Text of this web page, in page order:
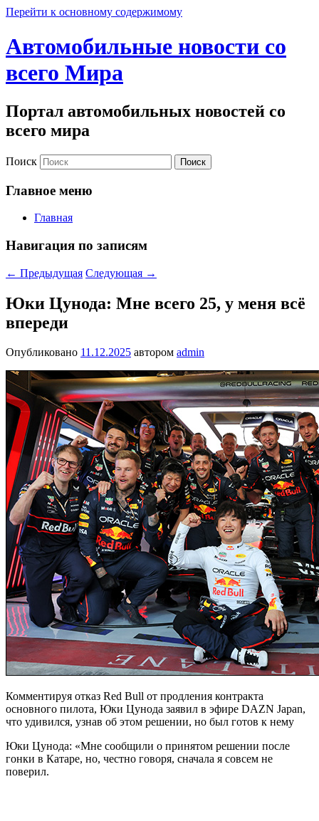
Перейти к основному содержимому
Автомобильные новости со
всего Мира
Портал автомобильных новостей со
всего мира
Поиск
Главное меню
Главная
Навигация по записям
← Предыдущая Следующая →
Юки Цунода: Мне всего 25, у меня всё
впереди
Опубликовано 11.12.2025 автором admin
Комментируя отказ Red Bull от продления контракта
основного пилота, Юки Цунода заявил в эфире DAZN Japan,
что удивился, узнав об этом решении, но был готов к нему
Юки Цунода: «Мне сообщили о принятом решении после
гонки в Катаре, но, честно говоря, сначала я совсем не
поверил.